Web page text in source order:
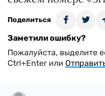
Поделиться
Заметили ошибку?
Пожалуйста, выделите
Ctrl+Enter или